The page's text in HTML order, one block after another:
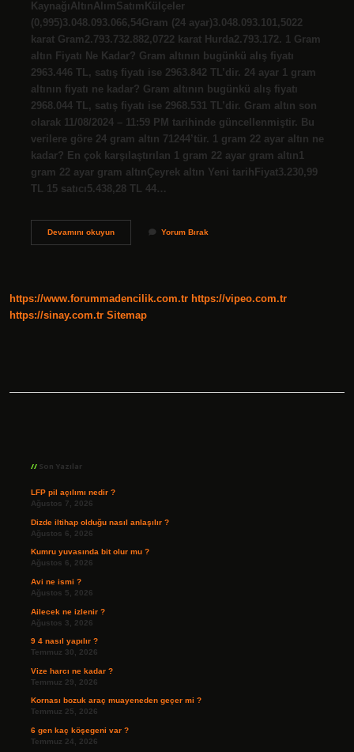
KaynağıAltınAlımSatımKülçeler
(0,995)3.048.093.066,54Gram (24 ayar)3.048.093.101,5022
karat Gram2.793.732.882,0722 karat Hurda2.793.172. 1 Gram
altın Fiyatı Ne Kadar? Gram altının bugünkü alış fiyatı
2963.446 TL, satış fiyatı ise 2963.842 TL’dir. 24 ayar 1 gram
altının fiyatı ne kadar? Gram altının bugünkü alış fiyatı
2968.044 TL, satış fiyatı ise 2968.531 TL’dir. Gram altın son
olarak 11/08/2024 – 11:59 PM tarihinde güncellenmiştir. Bu
verilere göre 24 gram altın 71244’tür. 1 gram 22 ayar altın ne
kadar? En çok karşılaştırılan 1 gram 22 ayar gram altın1
gram 22 ayar gram altınÇeyrek altın Yeni tarihFiyat3.230,99
TL 15 satıcı5.438,28 TL 44…
Devamını okuyunGram
Yorum Bırak
https://www.forummadencilik.com.tr https://vipeo.com.tr
https://sinay.com.tr Sitemap
Son Yazılar
LFP pil açılımı nedir ?
Ağustos 7, 2026
Dizde iltihap olduğu nasıl anlaşılır ?
Ağustos 6, 2026
Kumru yuvasında bit olur mu ?
Ağustos 6, 2026
Avi ne ismi ?
Ağustos 5, 2026
Ailecek ne izlenir ?
Ağustos 3, 2026
9 4 nasıl yapılır ?
Temmuz 30, 2026
Vize harcı ne kadar ?
Temmuz 29, 2026
Kornası bozuk araç muayeneden geçer mi ?
Temmuz 25, 2026
6 gen kaç köşegeni var ?
Temmuz 24, 2026